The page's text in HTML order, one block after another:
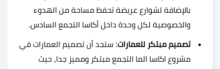
بالإضافة لشوارع عريضة تحفظ مساحة من الهدوء
والخصوصية لكل وحدة داخل أكاسا التجمع السادس.
تصميم مبتكر للعمارات: ستجد أن تصميم العمارات في
مشروع اكاسا الما التجمع مبتكر ومميز جدا، حيث